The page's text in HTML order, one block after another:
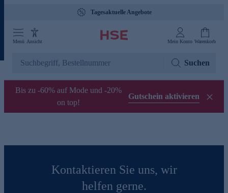
Tagesaktuelle Angebote
Menü Ansicht Mein Konto Warenkorb
Suchen
Bis zu -60% auf Mode und -20%
on top!
Gutschein aktivieren
Kontaktieren Sie uns, wir
helfen gerne.